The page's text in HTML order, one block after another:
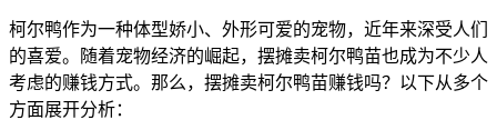
柯尔鸭作为一种体型娇小、外形可爱的宠物，近年来深受人们
的喜爱。随着宠物经济的崛起，摆摊卖柯尔鸭苗也成为不少人
考虑的赚钱方式。那么，摆摊卖柯尔鸭苗赚钱吗？以下从多个
方面展开分析：